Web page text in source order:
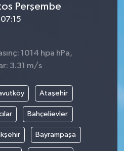
Perşembe
07:15
1014 hpa hPa,
3.31 m/s
Ataşehir
Bahçelievler
Bayrampaşa